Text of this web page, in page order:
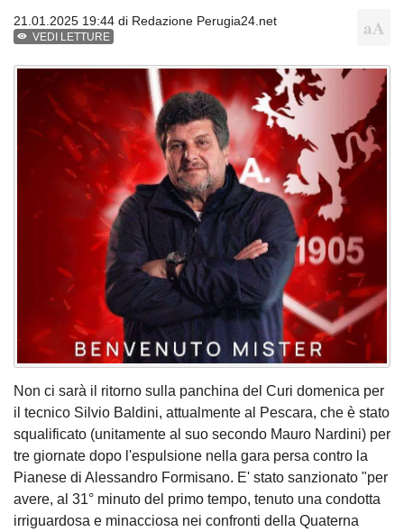
21.01.2025 19:44 di Redazione Perugia24.net
VEDI LETTURE
Non ci sarà il ritorno sulla panchina del Curi domenica per
il tecnico Silvio Baldini, attualmente al Pescara, che è stato
squalificato (unitamente al suo secondo Mauro Nardini) per
tre giornate dopo l'espulsione nella gara persa contro la
Pianese di Alessandro Formisano. E' stato sanzionato "per
avere, al 31° minuto del primo tempo, tenuto una condotta
irriguardosa e minacciosa nei confronti della Quaterna